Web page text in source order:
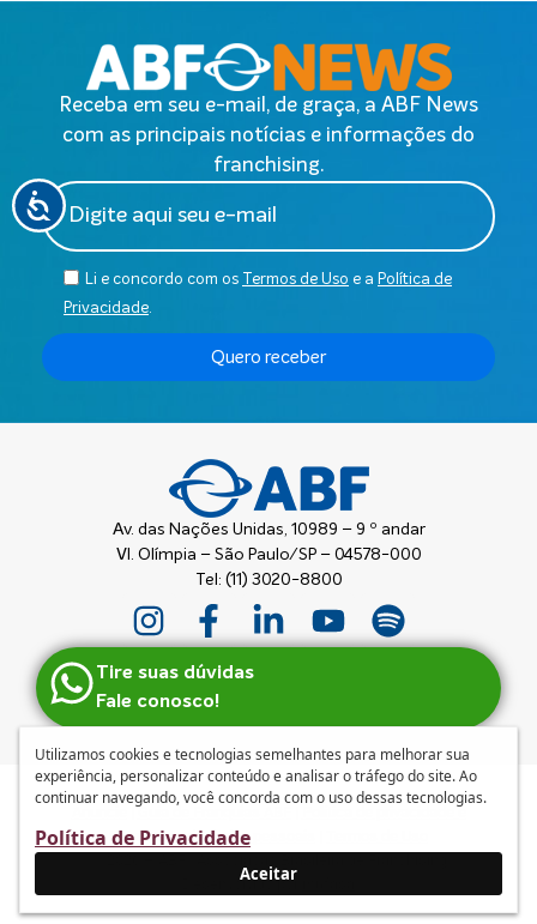
Receba em seu e-mail, de graça, a ABF News
com as principais notícias e informações do
franchising.
Li e concordo com os Termos de Uso e a Política de
Privacidade.
Quero receber
Av. das Nações Unidas, 10989 – 9 º andar
Vl. Olímpia – São Paulo/SP – 04578-000
Tel: (11) 3020-8800
Tire suas dúvidas
Fale conosco!
|Guia de Franquias ABF
Política de privacidade e
tratamento de dados pessoais
Desenvolvido por
Utilizamos cookies e tecnologias semelhantes para melhorar sua
experiência, personalizar conteúdo e analisar o tráfego do site. Ao
continuar navegando, você concorda com o uso dessas tecnologias.
Política de Privacidade
Aceitar